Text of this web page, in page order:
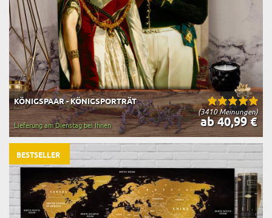
(3410 Meinungen)
KÖNIGSPAAR - KÖNIGSPORTRÄT
ab 40,99 €
Lieferung am Dienstag bei Ihnen
BESTSELLER